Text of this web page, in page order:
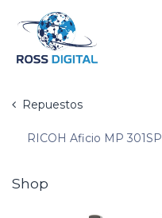
Repuestos
RICOH Aficio MP 301SP
Shop